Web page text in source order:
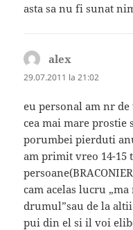
asta sa nu fi sunat
alex
29.07.2011 la 21:02
eu personal am nr de
cea mai mare prostie
porumbei pierduti
am primit vreo 14-15
cam acelas lucru
drumul”sau de la altii
pui din el si il voi